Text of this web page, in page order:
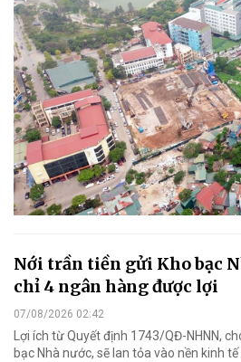
Nới trần tiền gửi Kho bạc
chỉ 4 ngân hàng được lợi
07/08/2026 02:42
Lợi ích từ Quyết định 1743/QĐ-NHNN,
bạc Nhà nước, sẽ lan tỏa vào nền kinh